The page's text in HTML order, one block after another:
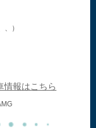
）
情報はこちら